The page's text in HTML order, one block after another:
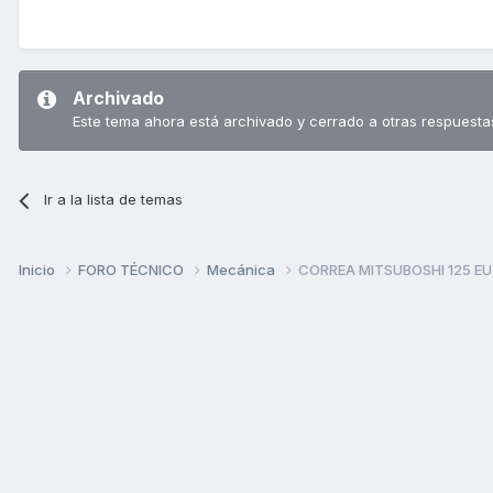
Archivado
Este tema ahora está archivado y cerrado a otras
Ir a la lista de temas
Inicio FORO TÉCNICO Mecánica CORREA MITSUBOSHI 125